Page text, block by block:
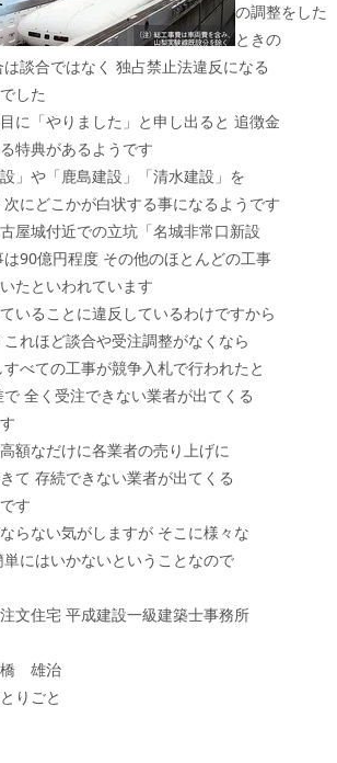
の調整をした
ときの
談合ではなく 独占禁止法違反になる
した
に「やりました」と申し出ると 追徴金
特典があるようです
」や「鹿島建設」「清水建設」を
にどこかが白状する事になるようです
屋城付近での立坑「名城非常口新設
90億円程度 その他のほとんどの工事
たといわれています
いることに違反しているわけですから
れほど談合や受注調整がなくなら
べての工事が競争入札で行われたと
全く受注できない業者が出てくる
額なだけに各業者の売り上げに
て 存続できない業者が出てくる
す
らない気がしますが そこに様々な
にはいかないということなので
文住宅 平成建設一級建築士事務所
治
りごと